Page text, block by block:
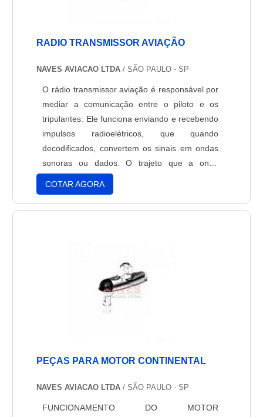
RADIO TRANSMISSOR AVIAÇÃO
NAVES AVIACAO LTDA / SÃO PAULO - SP
O rádio transmissor aviação é responsável por
mediar a comunicação entre o piloto e os
tripulantes. Ele funciona enviando e recebendo
impulsos radioelétricos, que quando
decodificados, convertem os sinais em ondas
sonoras ou dados. O trajeto que a onde
percorre se chama frequência, e comunica
dois aparelhos para uma comunicação mais
efetiva, porém, para isso, é necessário que os
COTAR AGORA
PEÇAS PARA MOTOR CONTINENTAL
NAVES AVIACAO LTDA / SÃO PAULO - SP
FUNCIONAMENTO DO MOTOR